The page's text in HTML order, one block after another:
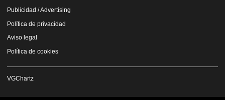
Publicidad / Advertising
Política de privacidad
Aviso legal
Política de cookies
VGChartz